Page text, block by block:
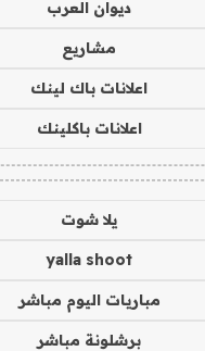
ديوان العرب
مشاريع
اعلانات باك لينك
اعلانات باكلينك
يلا شوت
yalla shoot
مباريات اليوم مباشر
برشلونة مباشر